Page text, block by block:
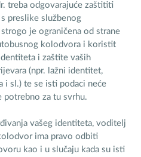
treba odgovarajuće zaštititi
preslike službenog
je ograničena od strane
kolodvora i koristit
i zaštite vaših
(npr. lažni identitet,
i sl.) te se isti podaci neće
potrebno za tu svrhu.
vašeg identiteta, voditelj
ima pravo odbiti
kao i u slučaju kada su isti